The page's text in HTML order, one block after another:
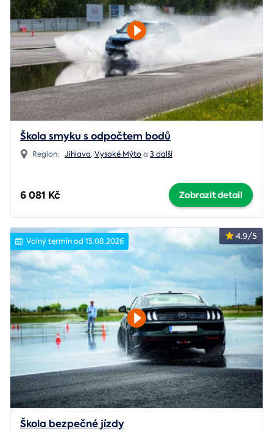
Škola smyku s odpočtem bodů
Region: Jihlava,Vysoké Mýtoa 3 další
6 081 Kč Zobrazit detail
4.9/5
Volný termín od 15.08.2026
Škola bezpečné jízdy